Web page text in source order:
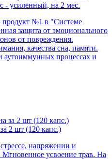
- усиленный, на 2 мес.
продукт №1 в "Системе
защита от эмоционального
от повреждения.
качества сна, памяти.
аутоиммунных процессах и
2 шт (120 капс.)
напряжении и
усвоение трав. На